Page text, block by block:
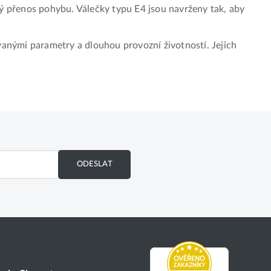
pohybu. Válečky typu E4 jsou navrženy tak, aby
parametry a dlouhou provozní životností. Jejich
ODESLAT